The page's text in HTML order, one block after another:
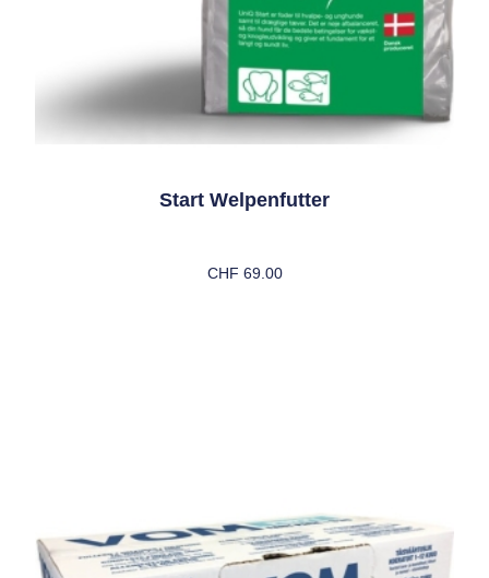
Start Welpenfutter
CHF 69.00